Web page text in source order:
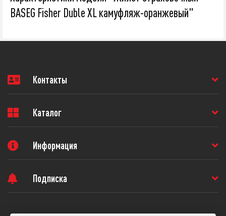
BASEG Fisher Duble XL камуфляж-оранжевый"
Контакты
Каталог
Информация
Подписка